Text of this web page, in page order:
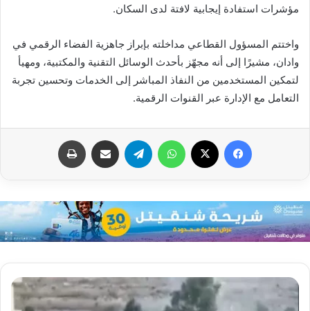
مؤشرات استفادة إيجابية لافتة لدى السكان.
واختتم المسؤول القطاعي مداخلته بإبراز جاهزية الفضاء الرقمي في
وادان، مشيرًا إلى أنه مجهّز بأحدث الوسائل التقنية والمكتبية، ومهيأ
لتمكين المستخدمين من النفاذ المباشر إلى الخدمات وتحسين تجربة
التعامل مع الإدارة عبر القنوات الرقمية.
فيسبوك واتساب تيلقرام مشاركة عبر البريد